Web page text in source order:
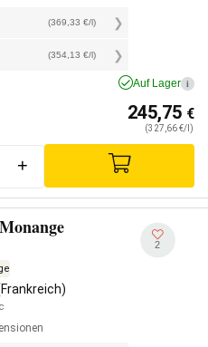
(369,33 €/l)
(354,13 €/l)
Auf Lager i
245,75 €
(327,66 €/l)
+
2